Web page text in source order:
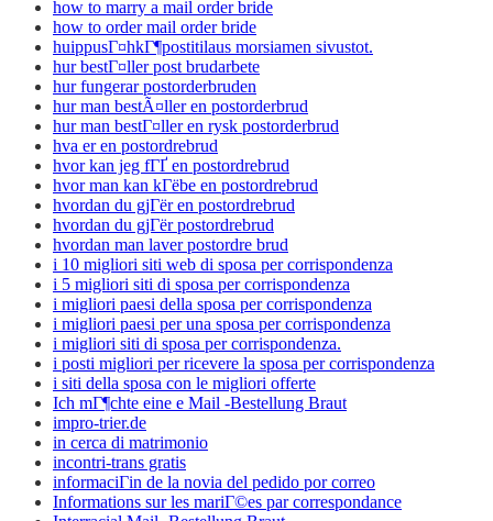
how to marry a mail order bride
how to order mail order bride
huippusГ¤hkГ¶postitilaus morsiamen sivustot.
hur bestГ¤ller post brudarbete
hur fungerar postorderbruden
hur man bestÃ¤ller en postorderbrud
hur man bestГ¤ller en rysk postorderbrud
hva er en postordrebrud
hvor kan jeg fГҐ en postordrebrud
hvor man kan kГёbe en postordrebrud
hvordan du gjГёr en postordrebrud
hvordan du gjГёr postordrebrud
hvordan man laver postordre brud
i 10 migliori siti web di sposa per corrispondenza
i 5 migliori siti di sposa per corrispondenza
i migliori paesi della sposa per corrispondenza
i migliori paesi per una sposa per corrispondenza
i migliori siti di sposa per corrispondenza.
i posti migliori per ricevere la sposa per corrispondenza
i siti della sposa con le migliori offerte
Ich mГ¶chte eine e Mail -Bestellung Braut
impro-trier.de
in cerca di matrimonio
incontri-trans gratis
informaciГіn de la novia del pedido por correo
Informations sur les mariГ©es par correspondance